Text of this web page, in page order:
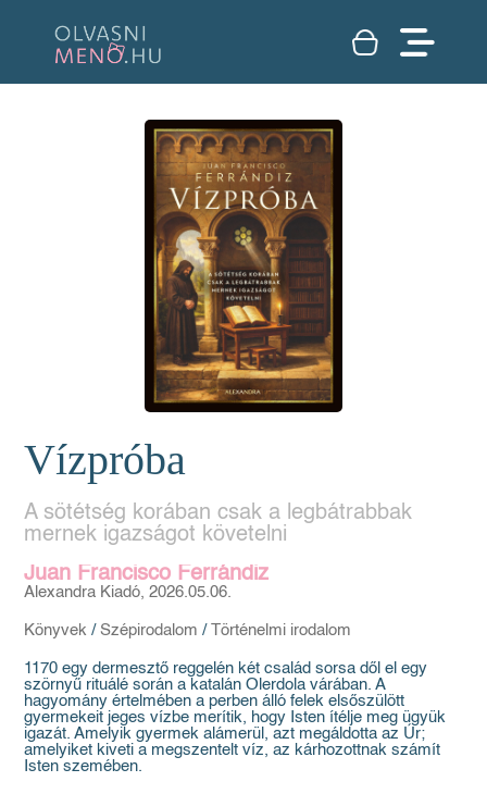
Vízpróba
A sötétség korában csak a legbátrabbak
mernek igazságot követelni
Juan Francisco Ferrándiz
Alexandra Kiadó, 2026.05.06.
Könyvek / Szépirodalom / Történelmi irodalom
1170 egy dermesztő reggelén két család sorsa dől el egy
szörnyű rituálé során a katalán Olerdola várában. A
hagyomány értelmében a perben álló felek elsőszülött
gyermekeit jeges vízbe merítik, hogy Isten ítélje meg ügyük
igazát. Amelyik gyermek alámerül, azt megáldotta az Úr;
amelyiket kiveti a megszentelt víz, az kárhozottnak számít
Isten szemében.